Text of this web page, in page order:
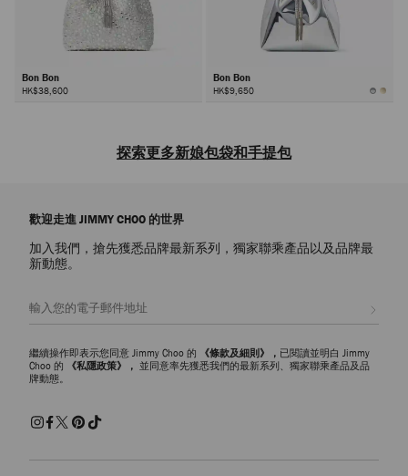
Bon Bon
HK$38,600
Bon Bon
HK$9,650
探索更多新娘包袋和手提包
挑選理想的搭配單品。標誌性珍珠和水晶裝飾散發著熠熠迷人魅力和精緻
奢貴氣質。可拆卸肩帶的多功能設計可將手提包變成實用斜挎款式，讓您
隨心打造婚禮活動的時尚造型。手工打造的巧工細節成就精緻時髦風格，
從優雅迷你包到標誌性手提包
，專爲婚禮造型設計的系列手袋以經典設
小巧的晚裝包是永恒的優雅款式。也可選擇滿綴珍珠的緞面包袋，與經典
的新娘造型相映生輝，凸顯優雅奢貴氣質。充滿光澤和金屬感的包袋也適
合搭配現代新娘造型，並為每位賓客的婚禮裝扮增添時尚之感。
歡迎走進 JIMMY CHOO 的世界
加入我們，搶先獲悉品牌最新系列，獨家聯乘產品以及品牌最
新動態。
繼續操作即表示您同意 Jimmy Choo 的 《條款及細則》， 已閱讀並明白 Jimmy
Choo 的
《私隱政策》， 並同意率先獲悉我們的最新系列、獨家聯乘產品及品
牌動態。